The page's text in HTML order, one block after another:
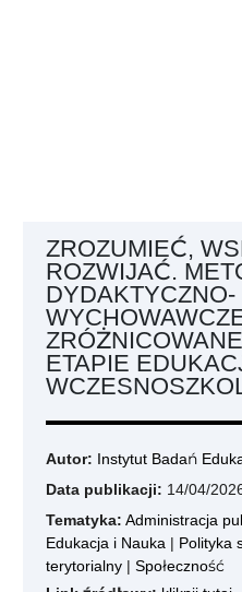
ZROZUMIEĆ,
ROZWIJAĆ.
DYDAKTYCZNO-
ETAPIE
Autor: Instytut Badań
Data publikacji: 14/04/
Tematyka: Administracja
Edukacja i Nauka | Polityka
terytorialny | Społeczność